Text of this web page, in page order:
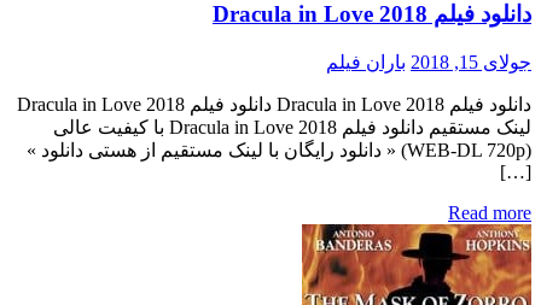
دانلود فیلم Dracula in Love 2018
جولای 15, 2018 باران فیلم
دانلود فیلم Dracula in Love 2018 دانلود فیلم Dracula in Love 2018
لینک مستقیم دانلود فیلم Dracula in Love 2018 با کیفیت عالی
(WEB-DL 720p) « دانلود رایگان با لینک مستقیم از هستی دانلود »
[…]
Read more